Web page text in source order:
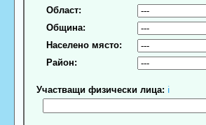
Област:
Община:
Населено място:
Район:
Участващи физически лица: ℹ